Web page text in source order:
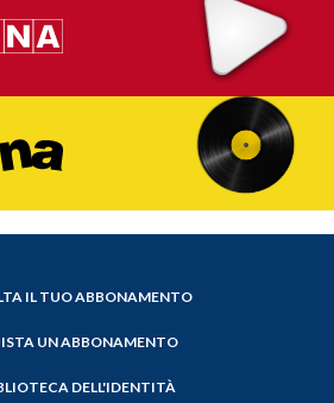
IL TUO ABBONAMENTO
UN ABBONAMENTO
DELL'IDENTITÀ